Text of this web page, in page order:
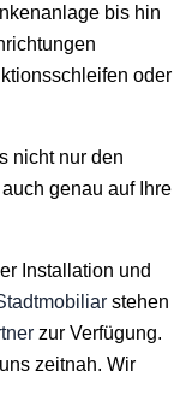
bis hin
oder
nicht nur den
genau auf Ihre
Installation und
stehen
zur Verfügung.
zeitnah. Wir